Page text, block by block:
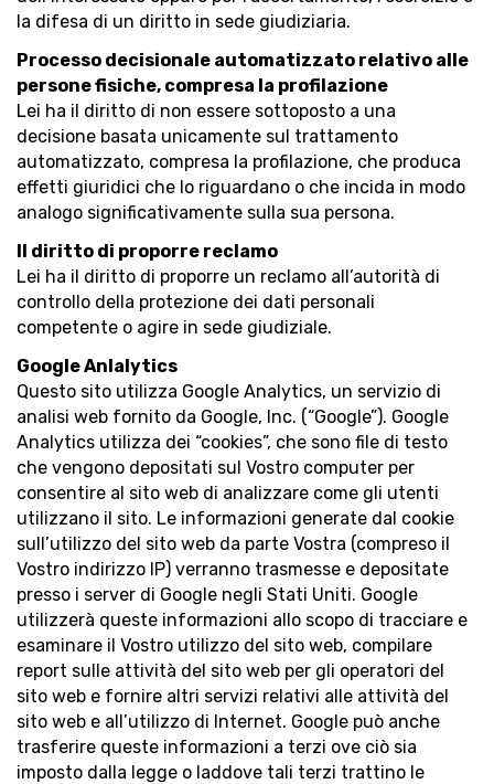
la difesa di un diritto in sede giudiziaria.
Processo decisionale automatizzato relativo alle
persone fisiche, compresa la profilazione
Lei ha il diritto di non essere sottoposto a una
decisione basata unicamente sul trattamento
automatizzato, compresa la profilazione, che produca
effetti giuridici che lo riguardano o che incida in modo
analogo significativamente sulla sua persona.
Il diritto di proporre reclamo
Lei ha il diritto di proporre un reclamo all’autorità di
controllo della protezione dei dati personali
competente o agire in sede giudiziale.
Google Anlalytics
Questo sito utilizza Google Analytics, un servizio di
analisi web fornito da Google, Inc. (“Google”). Google
Analytics utilizza dei “cookies”, che sono file di testo
che vengono depositati sul Vostro computer per
consentire al sito web di analizzare come gli utenti
utilizzano il sito. Le informazioni generate dal cookie
sull’utilizzo del sito web da parte Vostra (compreso il
Vostro indirizzo IP) verranno trasmesse e depositate
presso i server di Google negli Stati Uniti. Google
utilizzerà queste informazioni allo scopo di tracciare e
esaminare il Vostro utilizzo del sito web, compilare
report sulle attività del sito web per gli operatori del
sito web e fornire altri servizi relativi alle attività del
sito web e all’utilizzo di Internet. Google può anche
trasferire queste informazioni a terzi ove ciò sia
imposto dalla legge o laddove tali terzi trattino le